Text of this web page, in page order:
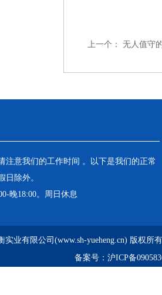
上一个： 无人值守
注意我们的工作时间 。以下是我们的正常
日除外。
晚18:00。周日休息
实业有限公司(www.sh-yueheng.cn) 版权所
备案号： 沪ICP备